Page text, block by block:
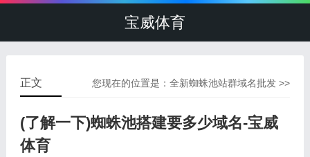
宝威体育
您现在的位置是：全新蜘蛛池站群域名批发 >>
正文
(了解一下)蜘蛛池搭建要多少域名-宝威
体育